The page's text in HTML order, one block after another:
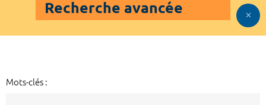
Recherche avancée
Mots-clés :